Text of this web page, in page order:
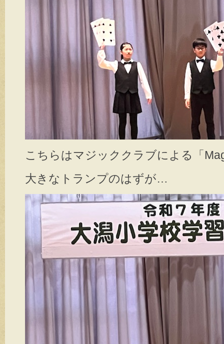
こちらはマジッククラブによる「
大きなトランプのはずが…